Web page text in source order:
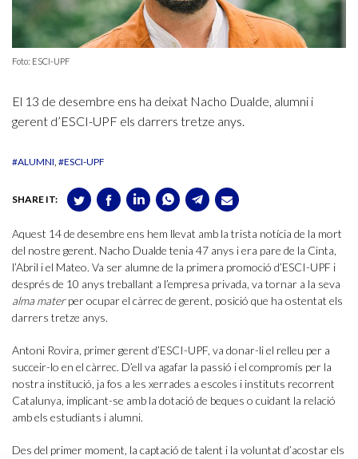
Foto: ESCI-UPF
El 13 de desembre ens ha deixat Nacho Dualde, alumni i
gerent d’ESCI-UPF els darrers tretze anys.
#ALUMNI #ESCI-UPF
SHARE IT:
Aquest 14 de desembre ens hem llevat amb la trista notícia de la mort
del nostre gerent. Nacho Dualde tenia 47 anys i era pare de la Cinta,
l’Abril i el Mateo. Va ser alumne de la primera promoció d’ESCI-UPF i
després de 10 anys treballant a l’empresa privada, va tornar a la seva
alma materper ocupar el càrrec de gerent, posició que ha ostentat els
darrers tretze anys.
Antoni Rovira, primer gerent d’ESCI-UPF, va donar-li el relleu per a
succeir-lo en el càrrec. D’ell va agafar la passió i el compromís per la
nostra institució, ja fos a les xerrades a escoles i instituts recorrent
Catalunya, implicant-se amb la dotació de beques o cuidant la relació
amb els estudiants i alumni.
Des del primer moment, la captació de talent i la voluntat d’acostar els